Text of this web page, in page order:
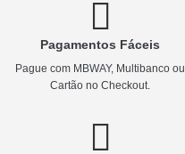
Pagamentos Fáceis
Pague com MBWAY, Multibanco ou
Cartão no Checkout.